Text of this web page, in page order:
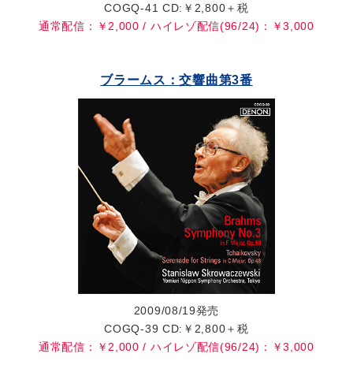
COGQ-41 CD:￥2,800＋税
通常配信：￥2,000 / ハイレゾ配信(96/24)：￥3,000
ブラームス：交響曲第3番
2009/08/19発売
COGQ-39 CD:￥2,800＋税
通常配信：￥2,000 / ハイレゾ配信(96/24)：￥3,000